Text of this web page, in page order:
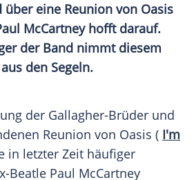
eine Reunion von Oasis
McCartney hofft darauf.
der Band nimmt diesem
den Segeln.
der Gallagher-Brüder und
Reunion von Oasis ( I'm
in letzter Zeit häufiger
Beatle Paul McCartney